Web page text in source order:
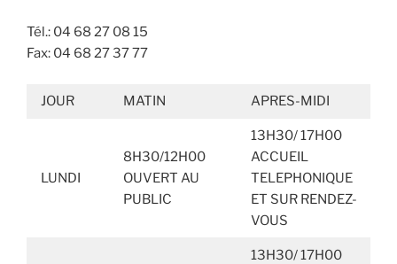
Tél.: 04 68 27 08 15
Fax: 04 68 27 37 77
JOUR MATIN APRES-MIDI
LUNDI
8H30/12H00
OUVERT AU
PUBLIC
13H30/ 17H00
ACCUEIL
TELEPHONIQUE
ET SUR RENDEZ-
VOUS
13H30/ 17H00